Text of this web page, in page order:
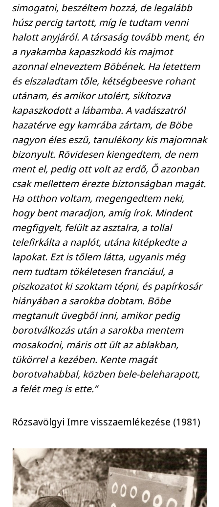
simogatni, beszéltem hozzá, de legalább
húsz percig tartott, míg le tudtam venni
halott anyjáról. A társaság tovább ment, én
a nyakamba kapaszkodó kis majmot
azonnal elneveztem Böbének. Ha letettem
és elszaladtam tőle, kétségbeesve rohant
utánam, és amikor utolért, sikítozva
kapaszkodott a lábamba. A vadászatról
hazatérve egy kamrába zártam, de Böbe
nagyon éles eszű, tanulékony kis majomnak
bizonyult. Rövidesen kiengedtem, de nem
ment el, pedig ott volt az erdő, Ő azonban
csak mellettem érezte biztonságban magát.
Ha otthon voltam, megengedtem neki,
hogy bent maradjon, amíg írok. Mindent
megfigyelt, felült az asztalra, a tollal
telefirkálta a naplót, utána kitépkedte a
lapokat. Ezt is tőlem látta, ugyanis még
nem tudtam tökéletesen franciául, a
piszkozatot ki szoktam tépni, és papírkosár
hiányában a sarokba dobtam. Böbe
megtanult üvegből inni, amikor pedig
borotválkozás után a sarokba mentem
mosakodni, máris ott ült az ablakban,
tükörrel a kezében. Kente magát
borotvahabbal, közben bele-beleharapott,
a felét meg is ette.”
Rózsavölgyi Imre visszaemlékezése (1981)